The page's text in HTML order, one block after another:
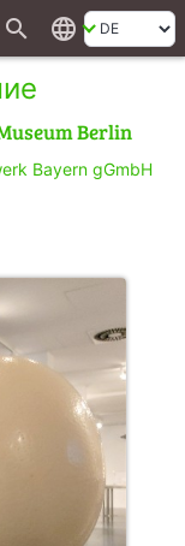
search language
Berlin
Bayern gGmbH